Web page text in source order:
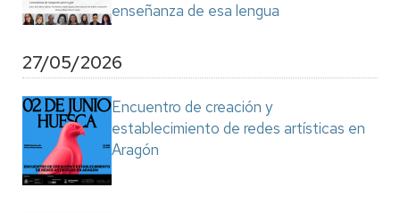
enseñanza de esa lengua
27/05/2026
Encuentro de creación y
establecimiento de redes artísticas en
Aragón